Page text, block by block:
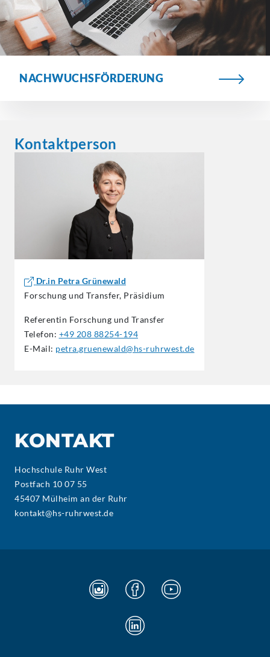
NACHWUCHSFÖRDERUNG
Kontaktperson
Dr.in Petra Grünewald
Forschung und Transfer, Präsidium
Referentin Forschung und Transfer
Telefon: +49 208 88254-194
E-Mail: petra.gruenewald@hs-ruhrwest.de
KONTAKT
Hochschule Ruhr West
Postfach 10 07 55
45407 Mülheim an der Ruhr
kontakt@hs-ruhrwest.de